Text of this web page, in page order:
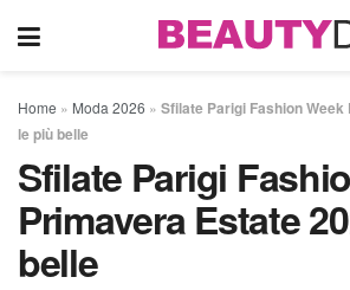
Home » Moda 2026 » Sfilate Parigi Fashion
le più belle
Sfilate Parigi
Primavera Estate
belle